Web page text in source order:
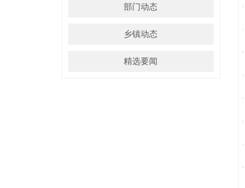
部门动态
乡镇动态
精选要闻